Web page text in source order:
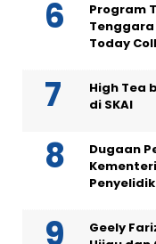
Program
Today
High Tea
di SKAI
Dugaan
Geely